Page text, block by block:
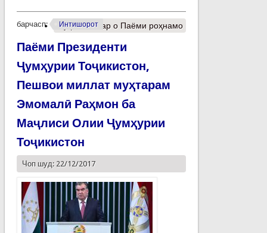
барчасп: Интишорот
Муфассалтар о Паёми роҳнамо
Паёми Президенти
Ҷумҳурии Тоҷикистон,
Пешвои миллат муҳтарам
Эмомалӣ Раҳмон ба
Маҷлиси Олии Ҷумҳурии
Тоҷикистон
Чоп шуд: 22/12/2017